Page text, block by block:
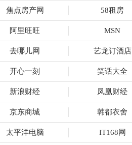
焦点房产网 58租房
阿里旺旺 MSN
去哪儿网 艺龙订酒店
开心一刻 笑话大全
新浪财经 凤凰财经
京东商城 韩都衣舍
太平洋电脑 IT168网